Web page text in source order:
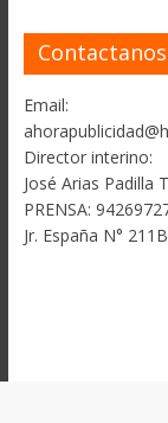
Contactanos
Email:
Director interino:
José Arias Padilla
PRENSA:
Jr. España N°